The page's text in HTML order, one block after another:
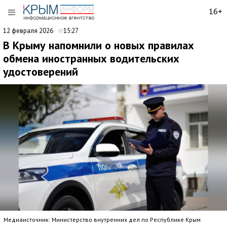
16+
12 февраля 2026 15:27
В Крыму напомнили о новых правилах
обмена иностранных водительских
удостоверений
Медиаисточник: Министерство внутренних дел по Республике Крым